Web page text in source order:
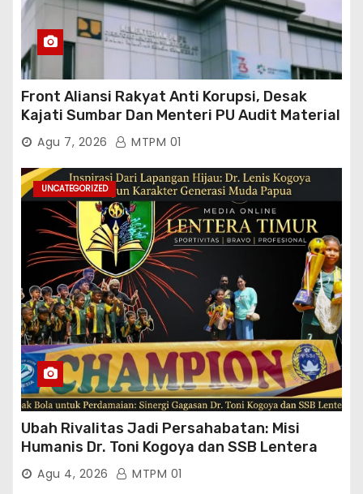
Front Aliansi Rakyat Anti Korupsi, Desak
Kajati Sumbar Dan Menteri PU Audit Material
PT. Brantas Abipraya Kontrak No :
06.Nopember 2025 s.d 31 Maret 2026
Sumber Dana: APBN Nilai Kontrak : Rp
76.130.630.000.00,- Diduga Ka.Balai BWSS V
Padang Tutup Mata
Agu 7, 2026 MTPM 01
UNCATEGORIZED
Ubah Rivalitas Jadi Persahabatan: Misi
Humanis Dr. Toni Kogoya dan SSB Lentera
TimurAgu 4, 2026 MTPM 01